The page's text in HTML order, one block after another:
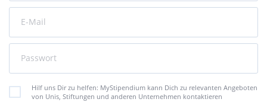
E-Mail
Passwort
Hilf uns Dir zu helfen: MyStipendium kann Dich zu relevanten Angeboten
von Unis, Stiftungen und anderen Unternehmen kontaktieren